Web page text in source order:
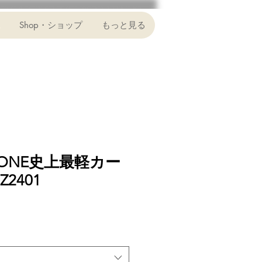
Shop・ショップ もっと見る
史上最軽カー